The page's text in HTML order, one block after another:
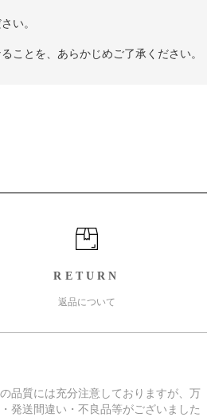
い。
ことを、あらかじめご了承ください。
RETURN
返品について
の品質には充分注意しておりますが、万
発送間違い・不良品等がございました